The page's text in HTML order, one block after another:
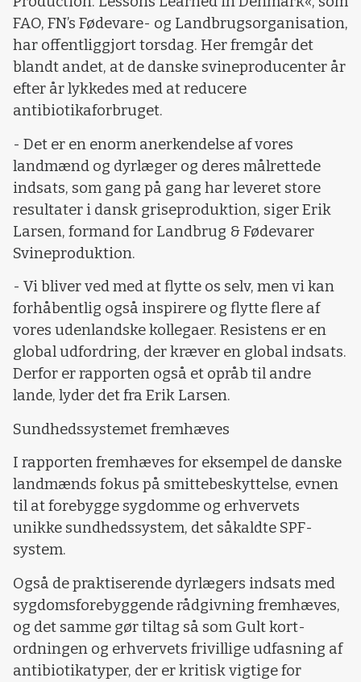
FAO, FN’s Fødevare- og Landbrugsorganisation,
har offentliggjort torsdag. Her fremgår det
blandt andet, at de danske svineproducenter år
efter år lykkedes med at reducere
antibiotikaforbruget.
- Det er en enorm anerkendelse af vores
landmænd og dyrlæger og deres målrettede
indsats, som gang på gang har leveret store
resultater i dansk griseproduktion, siger Erik
Larsen, formand for Landbrug & Fødevarer
Svineproduktion.
- Vi bliver ved med at flytte os selv, men vi kan
forhåbentlig også inspirere og flytte flere af
vores udenlandske kollegaer. Resistens er en
global udfordring, der kræver en global indsats.
Derfor er rapporten også et opråb til andre
lande, lyder det fra Erik Larsen.
Sundhedssystemet fremhæves
I rapporten fremhæves for eksempel de danske
landmænds fokus på smittebeskyttelse, evnen
til at forebygge sygdomme og erhvervets
unikke sundhedssystem, det såkaldte SPF-
system.
Også de praktiserende dyrlægers indsats med
sygdomsforebyggende rådgivning fremhæves,
og det samme gør tiltag så som Gult kort-
ordningen og erhvervets frivillige udfasning af
antibiotikatyper, der er kritisk vigtige for